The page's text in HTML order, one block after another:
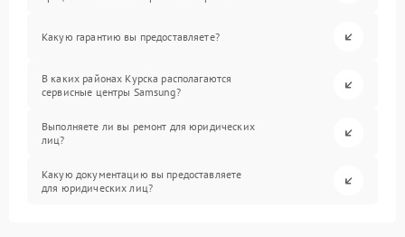
Какую гарантию вы предоставляете?
В каких районах Курска располагаются
сервисные центры Samsung?
Выполняете ли вы ремонт для юридических
лиц?
Какую документацию вы предоставляете
для юридических лиц?